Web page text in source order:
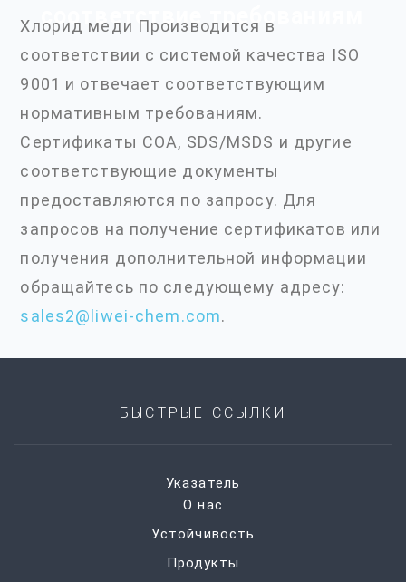
соответствие требованиям
Хлорид меди Производится в
соответствии с системой качества ISO
9001 и отвечает соответствующим
нормативным требованиям.
Сертификаты COA, SDS/MSDS и другие
соответствующие документы
предоставляются по запросу. Для
запросов на получение сертификатов или
получения дополнительной информации
обращайтесь по следующему адресу:
sales2@liwei-chem.com.
БЫСТРЫЕ ССЫЛКИ
Указатель
О нас
Устойчивость
Продукты